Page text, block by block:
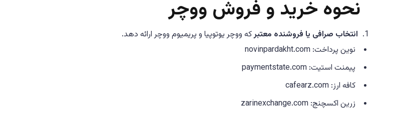
نحوه خرید و فروش ووچر
انتخاب صرافی یا فروشنده معتبرکه ووچر یوتوپیا و پریمیوم ووچر ارائه دهد.
نوین پرداخت: novinpardakht.com
پیمنت استیت: paymentstate.com
کافه ارز: cafearz.com
زرین اکسچنج: zarinexchange.com